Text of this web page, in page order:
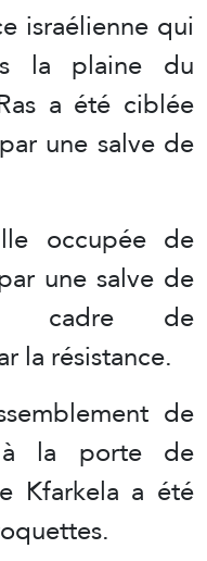
israélienne qui
la plaine du
a été ciblée
une salve de
occupée de
une salve de
cadre de
la résistance.
de
à la porte de
Kfarkela a été